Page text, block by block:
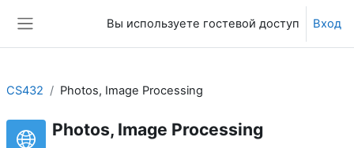
Вы используете гостевой доступ Вход
CS432 Photos, Image Processing
Photos, Image Processing